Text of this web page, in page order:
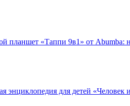
планшет «Таппи 9в1» от Abumba:
энциклопедия для детей